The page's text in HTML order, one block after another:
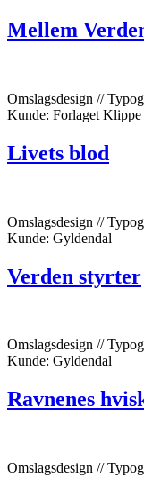
Mellem
Omslagsdesign //
Kunde: Forlaget Klippe
Livets blod
Omslagsdesign //
Kunde: Gyldendal
Verden styrter
Omslagsdesign //
Kunde: Gyldendal
Ravnenes
Omslagsdesign //